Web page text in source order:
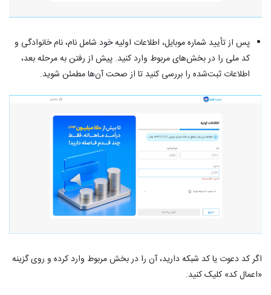
پس از تأیید شماره موبایل، اطلاعات اولیه خود شامل نام، نام خانوادگی و
کد ملی را در بخش‌های مربوط وارد کنید.‎ پیش از رفتن به مرحله بعد،
اطلاعات ثبت‌شده را بررسی کنید تا از صحت آن‌ها مطمئن شوید.
اگر کد دعوت یا کد شبکه دارید، آن را در بخش مربوط وارد کرده و روی گزینه
«اعمال کد» کلیک کنید.‎